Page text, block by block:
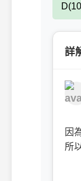
詳
因
所